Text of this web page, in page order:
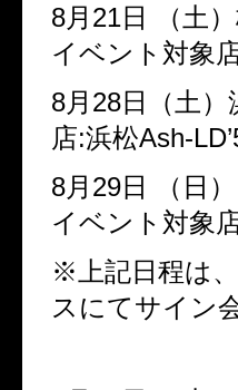
8月 21日 （土
イベント対象
8月 28日（土
店:浜松Ash-
8月 29日 （日）
イベント対象
※上記日程は
スにてサイン